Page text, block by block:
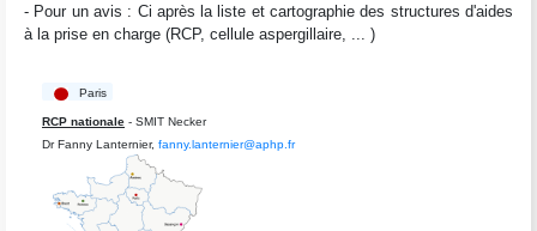
- Pour un avis : Ci après la liste et cartographie des structures d'aides
à la prise en charge (RCP, cellule aspergillaire, ... )
Paris
RCP nationale - SMIT Necker
Dr Fanny Lanternier, fanny.lanternier@aphp.fr